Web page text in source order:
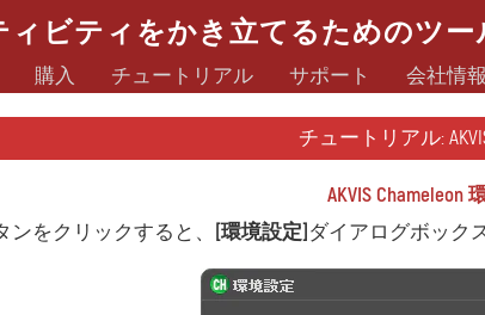
ィビティをかき立てるためのツー
購入 チュートリアル サポート 会社情報
チュートリアル: AKVIS
AKVIS Chameleon
ンをクリックすると、 [環境設定]ダイアログボック